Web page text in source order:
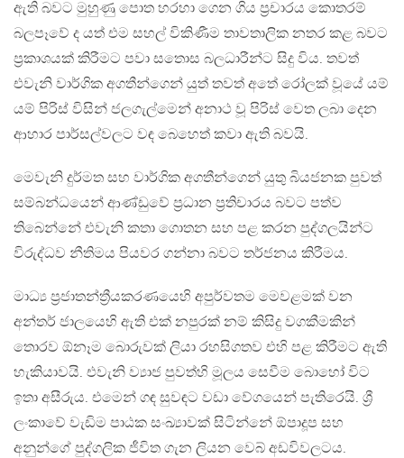
ඇති බවට මුහුණු පොත හරහා ගෙන ගිය ප්‍රචාරය කොතරම්
බලපෑවේ ද යත් එම සහල් විකිණීම තාවතාලික නතර කළ බවට
ප්‍රකාශයක් කිරීමට පවා සතොස බලධාරීන්ට සිදු විය. තවත්
එවැනි වාර්ගික අගතීන්ගෙන් යුත් තවත් අතේ රෝලක් වූයේ යම්
යම් පිරිස් විසින් ජලගැල්මෙන් අනාථ වූ පිරිස් වෙත ලබා දෙන
ආහාර පාර්සල්වලට වඳ බෙහෙත් කවා ඇති බවයි.
මෙවැනි දුර්මත සහ වාර්ගික අගතීන්ගෙන් යුතු බියජනක පුවත්
සම්බන්ධයෙන් ආණ්ඩුවේ ප්‍රධාන ප්‍රතිචාරය බවට පත්ව
තිබෙන්නේ එවැනි කතා ගොතන සහ පළ කරන පුද්ගලයින්ට
විරුද්ධව නීතිමය පියවර ගන්නා බවට තර්ජනය කිරීමය.
මාධ්‍ය ප්‍රජාතන්ත්‍රීයකරණයෙහි අපුර්වතම මෙවළමක් වන
අන්තර් ජාලයෙහි ඇති එක් නපුරක් නම් කිසිදු වගකීමකින්
තොරව ඕනෑම බොරුවක් ලියා රහසිගතව එහි පළ කිරීමට ඇති
හැකියාවයි. එවැනි ව්‍යාජ පුවත්හි මූලය සෙවීම බොහෝ විට
ඉතා අසීරුය. එමෙන් ගඳ සුවඳට වඩා වේගයෙන් පැතිරෙයි. ශ්‍රී
ලංකාවේ වැඩිම පාඨක සංඛ්‍යාවක් සිටින්නේ ඕපාදූප සහ
අනුන්ගේ පුද්ගලික ජීවිත ගැන ලියන වෙබ් අඩවිවලටය.